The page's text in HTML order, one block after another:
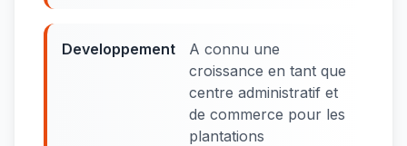
Developpement
A connu une
croissance en tant que
centre administratif et
de commerce pour les
plantations